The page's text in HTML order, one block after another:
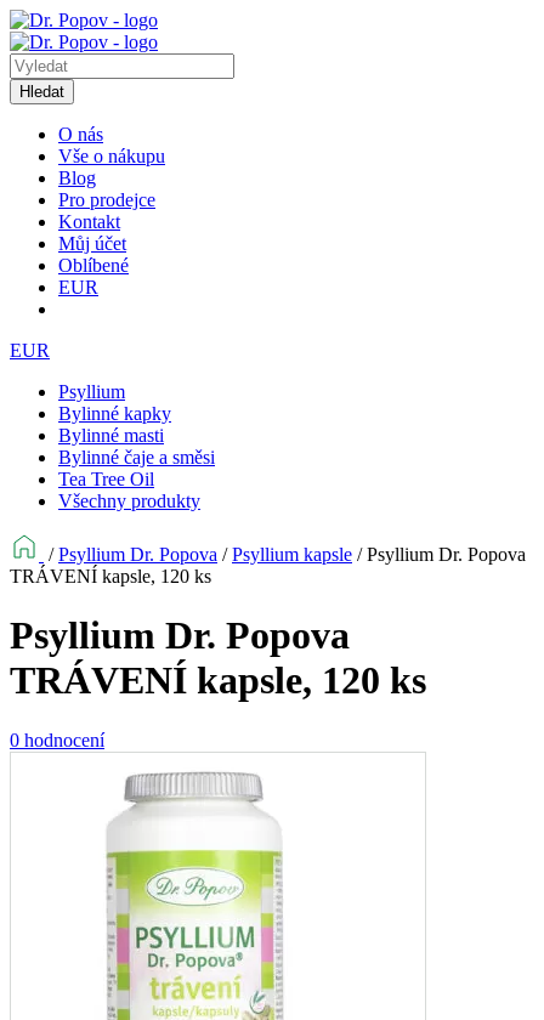
Hledat
O nás
Vše o nákupu
Blog
Pro prodejce
Kontakt
Můj účet
Oblíbené
EUR
EUR
Psyllium
Bylinné kapky
Bylinné masti
Bylinné čaje a směsi
Tea Tree Oil
Všechny produkty
/Psyllium Dr. Popova /Psyllium kapsle /Psyllium Dr. Popova
TRÁVENÍ kapsle, 120 ks
Psyllium Dr. Popova
TRÁVENÍ kapsle, 120 ks
0 hodnocení